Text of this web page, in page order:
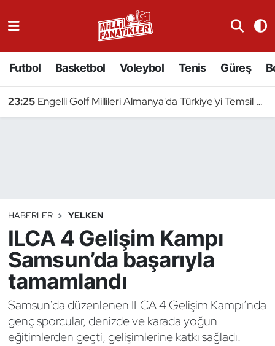
Futbol Basketbol Voleybol Tenis Güreş
23:25 Engelli Golf Millileri Almanya'da Türkiye'yi Temsil Edecek
HABERLER YELKEN
ILCA 4 Gelişim Kampı
Samsun’da başarıyla
tamamlandı
Samsun'da düzenlenen ILCA 4 Gelişim Kampı’nda
genç sporcular, denizde ve karada yoğun
eğitimlerden geçti, gelişimlerine katkı sağladı.
Badminton
Binicilik
Bisiklet
Boks